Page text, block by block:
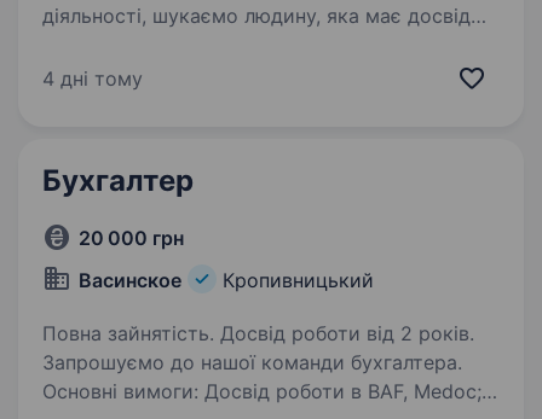
діяльності, шукаємо людину, яка має досвід
високу відповідальність. Задачі:
4 дні тому
Бухгалтер
20 000 грн
Васинское
Кропивницький
Повна зайнятість. Досвід роботи від 2 років.
Запрошуємо до нашої команди бухгалтера.
Основні вимоги: Досвід роботи в BAF, Medoc;